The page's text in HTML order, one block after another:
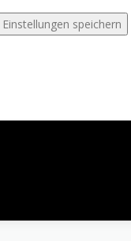
Einstellungen speichern